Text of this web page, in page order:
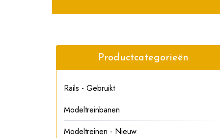
Productcategorieën
Rails - Gebruikt
Modeltreinbanen
Modeltreinen - Nieuw